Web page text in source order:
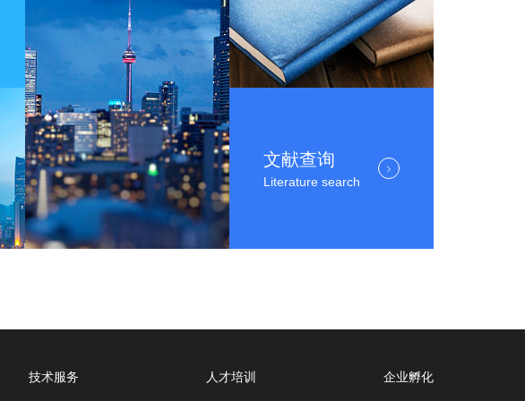
文献查询
Literature search
技术服务 人才培训 企业孵化